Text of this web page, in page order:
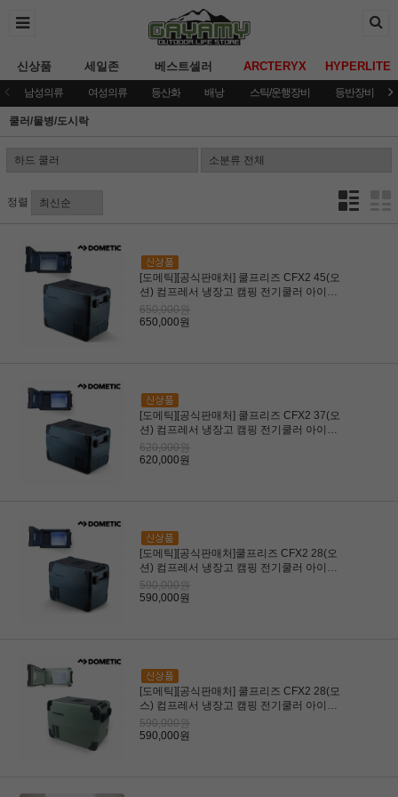
신상품 세일존 베스트셀러 ARCTERYX HYPERLITE
남성의류 여성의류 등산화 배낭 스틱/운행장비 등반장비
쿨러/물병/도시락
정렬
[도메틱][공식판매처] 쿨프리즈 CFX2 45(오
션) 컴프레서 냉장고 캠핑 전기쿨러 아이스
박스
650,000원
650,000원
[도메틱][공식판매처] 쿨프리즈 CFX2 37(오
션) 컴프레서 냉장고 캠핑 전기쿨러 아이스
박스
620,000원
620,000원
[도메틱][공식판매처]쿨프리즈 CFX2 28(오
션) 컴프레서 냉장고 캠핑 전기쿨러 아이스
박스
590,000원
590,000원
[도메틱][공식판매처] 쿨프리즈 CFX2 28(모
스) 컴프레서 냉장고 캠핑 전기쿨러 아이스
박스
590,000원
590,000원